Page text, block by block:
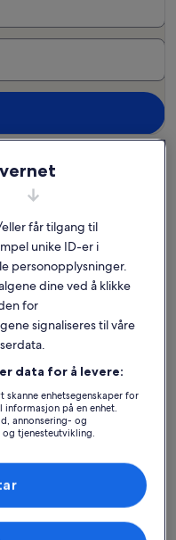
hovedkontor
Siemens hovedkontor som
har de beste
med, som parkering og
garantert noe som dekker
som er røykfritt og
– Siemens
deg
umiddelbart hjemme
for
Leilighet
9,8 av 10,
Leilighet
Leilighet
får tilgang til
unike ID-er i
personopplysninger.
dine ved å klikke
for
signaliseres til våre
data for å levere:
enhetsegenskaper for
på en enhet.
annonsering- og
tjenesteutvikling.